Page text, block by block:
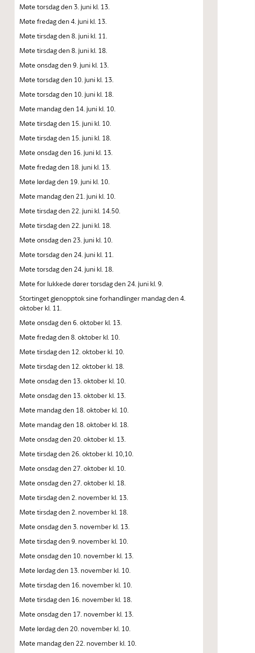
Møte torsdag den 3. juni kl. 13.
Møte fredag den 4. juni kl. 13.
Møte tirsdag den 8. juni kl. 11.
Møte tirsdag den 8. juni kl. 18.
Møte onsdag den 9. juni kl. 13.
Møte torsdag den 10. juni kl. 13.
Møte torsdag den 10. juni kl. 18.
Møte mandag den 14. juni kl. 10.
Møte tirsdag den 15. juni kl. 10.
Møte tirsdag den 15. juni kl. 18.
Møte onsdag den 16. juni kl. 13.
Møte fredag den 18. juni kl. 13.
Møte lørdag den 19. juni kl. 10.
Møte mandag den 21. juni kl. 10.
Møte tirsdag den 22. juni kl. 14.50.
Møte tirsdag den 22. juni kl. 18.
Møte onsdag den 23. juni kl. 10.
Møte torsdag den 24. juni kl. 11.
Møte torsdag den 24. juni kl. 18.
Møte for lukkede dører torsdag den 24. juni kl. 9.
Stortinget gjenopptok sine forhandlinger mandag den 4.
oktober kl. 11.
Møte onsdag den 6. oktober kl. 13.
Møte fredag den 8. oktober kl. 10.
Møte tirsdag den 12. oktober kl. 10.
Møte tirsdag den 12. oktober kl. 18.
Møte onsdag den 13. oktober kl. 10.
Møte onsdag den 13. oktober kl. 13.
Møte mandag den 18. oktober kl. 10.
Møte mandag den 18. oktober kl. 18.
Møte onsdag den 20. oktober kl. 13.
Møte tirsdag den 26. oktober kl. 10,10.
Møte onsdag den 27. oktober kl. 10.
Møte onsdag den 27. oktober kl. 18.
Møte tirsdag den 2. november kl. 13.
Møte tirsdag den 2. november kl. 18.
Møte onsdag den 3. november kl. 13.
Møte tirsdag den 9. november kl. 10.
Møte onsdag den 10. november kl. 13.
Møte lørdag den 13. november kl. 10.
Møte tirsdag den 16. november kl. 10.
Møte tirsdag den 16. november kl. 18.
Møte onsdag den 17. november kl. 13.
Møte lørdag den 20. november kl. 10.
Møte mandag den 22. november kl. 10.